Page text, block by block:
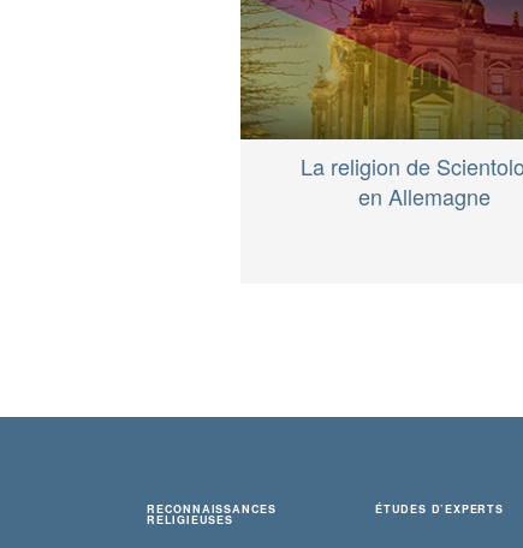
La religion de
en Allemagne
RECONNAISSANCES
RELIGIEUSES
ÉTUDES D’EXPERTS